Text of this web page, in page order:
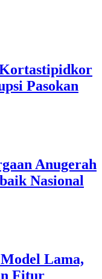
Pasokan
Anugerah
Nasional
Lama,
Fitur